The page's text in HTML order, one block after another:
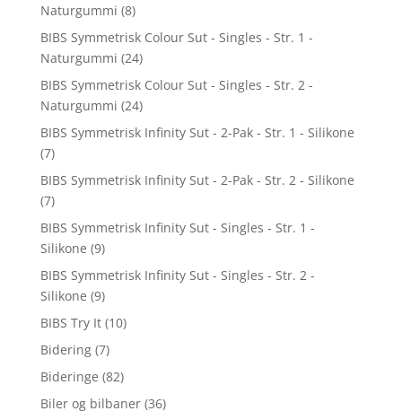
Naturgummi (8)
BIBS Symmetrisk Colour Sut - Singles - Str. 1 -
Naturgummi (24)
BIBS Symmetrisk Colour Sut - Singles - Str. 2 -
Naturgummi (24)
BIBS Symmetrisk Infinity Sut - 2-Pak - Str. 1 - Silikone
(7)
BIBS Symmetrisk Infinity Sut - 2-Pak - Str. 2 - Silikone
(7)
BIBS Symmetrisk Infinity Sut - Singles - Str. 1 -
Silikone (9)
BIBS Symmetrisk Infinity Sut - Singles - Str. 2 -
Silikone (9)
BIBS Try It (10)
Bidering (7)
Bideringe (82)
Biler og bilbaner (36)